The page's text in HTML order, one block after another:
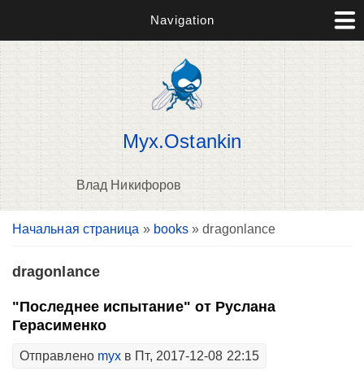
Navigation
Myx.Ostankin
Влад Никифоров
Вы здесь
Начальная страница » books » dragonlance
dragonlance
"Последнее испытание" от Руслана
Герасименко
Отправлено myx в Пт, 2017-12-08 22:15